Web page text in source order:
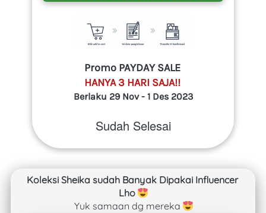
Promo PAYDAY SALE
HANYA 3 HARI SAJA!!
Berlaku 29 Nov - 1 Des 2023
Sudah Selesai
Koleksi Sheika sudah Banyak Dipakai Influencer
Lho
Yuk samaan dg mereka